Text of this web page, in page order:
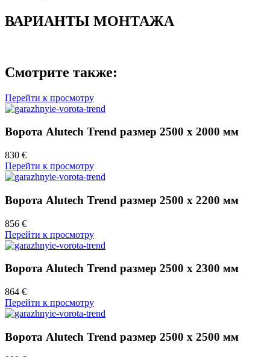
ВАРИАНТЫ МОНТАЖА
Смотрите также:
Перейти к просмотру
Ворота Alutech Trend размер 2500 х 2000 мм
830 €
Перейти к просмотру
Ворота Alutech Trend размер 2500 х 2200 мм
856 €
Перейти к просмотру
Ворота Alutech Trend размер 2500 х 2300 мм
864 €
Перейти к просмотру
Ворота Alutech Trend размер 2500 х 2500 мм